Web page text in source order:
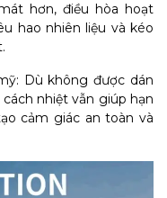
hơn, điều hòa hoạt
hao nhiên liệu và kéo
Dù không được dán
nhiệt vẫn giúp hạn
cảm giác an toàn và